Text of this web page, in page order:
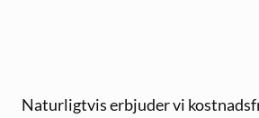
Naturligtvis erbjuder vi